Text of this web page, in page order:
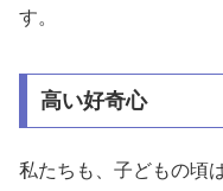
す。
高い好奇心
私たちも、子どもの頃